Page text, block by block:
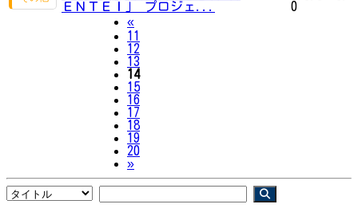
ＥＮＴＥＩ」 プロジェ...
0
«Previous
11
12
13
14
15
16
17
18
19
20
»Next